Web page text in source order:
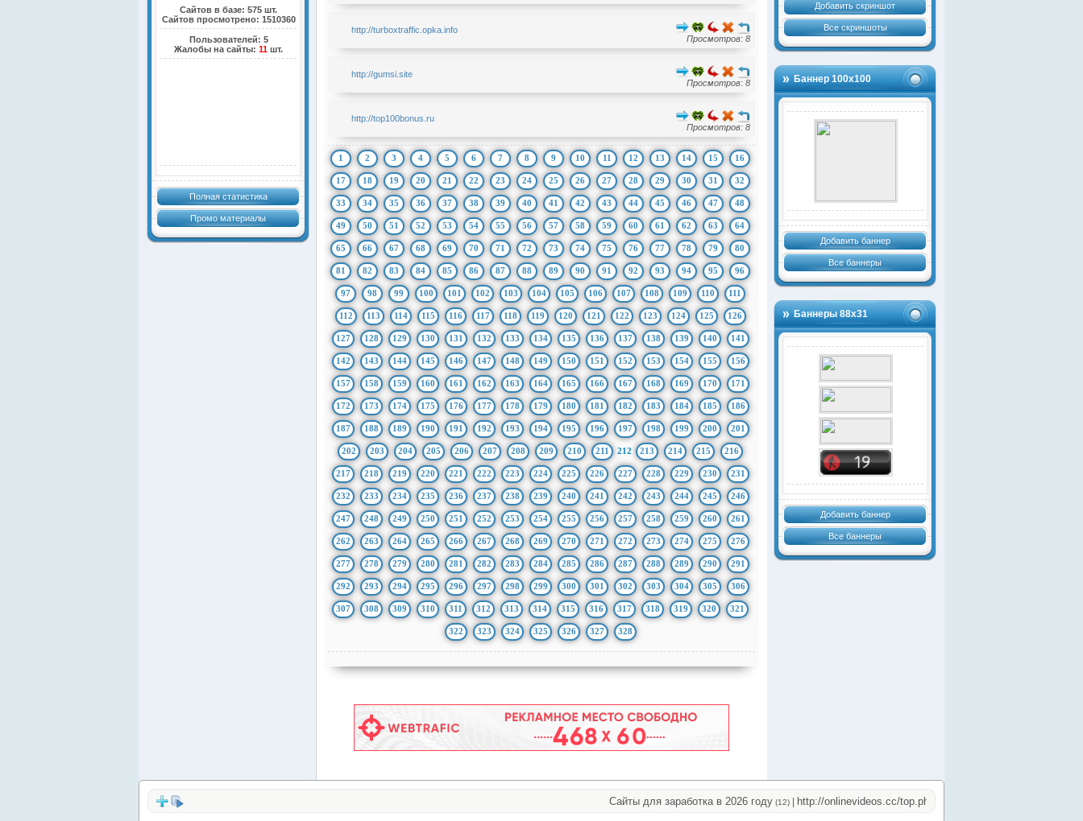
Сайтов в базе: 575 шт.
Сайтов просмотрено: 1510360
Пользователей: 5
Жалобы на сайты:11 шт.
Полная статистика
Промо материалы
Добавить скриншот
Все скриншоты
Баннер 100х100
Добавить баннер
Все баннеры
Баннеры 88х31
Добавить баннер
Все баннеры
http://turboxtraffic.opka.info
Просмотров: 8
http://gumsi.site
Просмотров: 8
http://top100bonus.ru
Просмотров: 8
1 2 3 4 5 6 7 8 9 10 11 12 13 14 15 16
17 18 19 20 21 22 23 24 25 26 27 28 29 30 31 32
33 34 35 36 37 38 39 40 41 42 43 44 45 46 47 48
49 50 51 52 53 54 55 56 57 58 59 60 61 62 63 64
65 66 67 68 69 70 71 72 73 74 75 76 77 78 79 80
81 82 83 84 85 86 87 88 89 90 91 92 93 94 95 96
97 98 99 100 101 102 103 104 105 106 107 108 109 110 111
112 113 114 115 116 117 118 119 120 121 122 123 124 125 126
127 128 129 130 131 132 133 134 135 136 137 138 139 140 141
142 143 144 145 146 147 148 149 150 151 152 153 154 155 156
157 158 159 160 161 162 163 164 165 166 167 168 169 170 171
172 173 174 175 176 177 178 179 180 181 182 183 184 185 186
187 188 189 190 191 192 193 194 195 196 197 198 199 200 201
202 203 204 205 206 207 208 209 210 211 212 213 214 215 216
217 218 219 220 221 222 223 224 225 226 227 228 229 230 231
232 233 234 235 236 237 238 239 240 241 242 243 244 245 246
247 248 249 250 251 252 253 254 255 256 257 258 259 260 261
262 263 264 265 266 267 268 269 270 271 272 273 274 275 276
277 278 279 280 281 282 283 284 285 286 287 288 289 290 291
292 293 294 295 296 297 298 299 300 301 302 303 304 305 306
307 308 309 310 311 312 313 314 315 316 317 318 319 320 321
322 323 324 325 326 327 328
Сайты для заработка в 2026 году(12)|http://onlinevideos.cc/top.php(15)